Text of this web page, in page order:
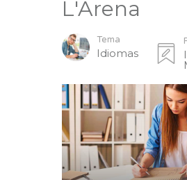
L'Arena
Tema
Idiomas